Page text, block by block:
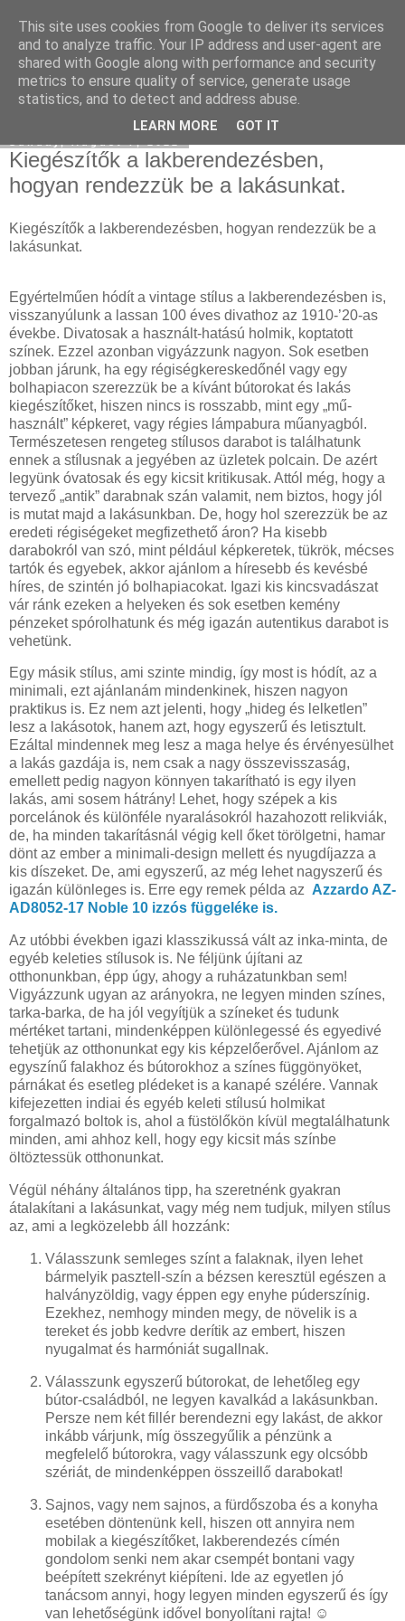
Facebook online marketing
Kiegészítők a lakberendezésben,
hogyan rendezzük be a lakásunkat.
Kiegészítők a lakberendezésben, hogyan rendezzük be a
lakásunkat.
Egyértelműen hódít a vintage stílus a lakberendezésben is,
visszanyúlunk a lassan 100 éves divathoz az 1910-’20-as
évekbe. Divatosak a használt-hatású holmik, koptatott
színek. Ezzel azonban vigyázzunk nagyon. Sok esetben
jobban járunk, ha egy régiségkereskedőnél vagy egy
bolhapiacon szerezzük be a kívánt bútorokat és lakás
kiegészítőket, hiszen nincs is rosszabb, mint egy „mű-
használt” képkeret, vagy régies lámpabura műanyagból.
Természetesen rengeteg stílusos darabot is találhatunk
ennek a stílusnak a jegyében az üzletek polcain. De azért
legyünk óvatosak és egy kicsit kritikusak. Attól még, hogy a
tervező „antik” darabnak szán valamit, nem biztos, hogy jól
is mutat majd a lakásunkban. De, hogy hol szerezzük be az
eredeti régiségeket megfizethető áron? Ha kisebb
darabokról van szó, mint például képkeretek, tükrök, mécses
tartók és egyebek, akkor ajánlom a híresebb és kevésbé
híres, de szintén jó bolhapiacokat. Igazi kis kincsvadászat
vár ránk ezeken a helyeken és sok esetben kemény
pénzeket spórolhatunk és még igazán autentikus darabot is
vehetünk.
Egy másik stílus, ami szinte mindig, így most is hódít, az a
minimali, ezt ajánlanám mindenkinek, hiszen nagyon
praktikus is. Ez nem azt jelenti, hogy „hideg és lelketlen”
lesz a lakásotok, hanem azt, hogy egyszerű és letisztult.
Ezáltal mindennek meg lesz a maga helye és érvényesülhet
a lakás gazdája is, nem csak a nagy összevisszaság,
emellett pedig nagyon könnyen takarítható is egy ilyen
lakás, ami sosem hátrány! Lehet, hogy szépek a kis
porcelánok és különféle nyaralásokról hazahozott relikviák,
de, ha minden takarításnál végig kell őket törölgetni, hamar
dönt az ember a minimali-design mellett és nyugdíjazza a
kis díszeket. De, ami egyszerű, az még lehet nagyszerű és
igazán különleges is. Erre egy remek példa az Azzardo AZ-
AD8052-17 Noble 10 izzós függeléke is.
Az utóbbi években igazi klasszikussá vált az inka-minta, de
egyéb keleties stílusok is. Ne féljünk újítani az
otthonunkban, épp úgy, ahogy a ruházatunkban sem!
Vigyázzunk ugyan az arányokra, ne legyen minden színes,
tarka-barka, de ha jól vegyítjük a színeket és tudunk
mértéket tartani, mindenképpen különlegessé és egyedivé
tehetjük az otthonunkat egy kis képzelőerővel. Ajánlom az
egyszínű falakhoz és bútorokhoz a színes függönyöket,
párnákat és esetleg plédeket is a kanapé szélére. Vannak
kifejezetten indiai és egyéb keleti stílusú holmikat
forgalmazó boltok is, ahol a füstölőkön kívül megtalálhatunk
minden, ami ahhoz kell, hogy egy kicsit más színbe
öltöztessük otthonunkat.
Végül néhány általános tipp, ha szeretnénk gyakran
átalakítani a lakásunkat, vagy még nem tudjuk, milyen stílus
az, ami a legközelebb áll hozzánk:
Válasszunk semleges színt a falaknak, ilyen lehet
bármelyik pasztell-szín a bézsen keresztül egészen a
halványzöldig, vagy éppen egy enyhe púderszínig.
Ezekhez, nemhogy minden megy, de növelik is a
tereket és jobb kedvre derítik az embert, hiszen
nyugalmat és harmóniát sugallnak.
Válasszunk egyszerű bútorokat, de lehetőleg egy
bútor-családból, ne legyen kavalkád a lakásunkban.
Persze nem két fillér berendezni egy lakást, de akkor
inkább várjunk, míg összegyűlik a pénzünk a
megfelelő bútorokra, vagy válasszunk egy olcsóbb
szériát, de mindenképpen összeillő darabokat!
Sajnos, vagy nem sajnos, a fürdőszoba és a konyha
esetében döntenünk kell, hiszen ott annyira nem
mobilak a kiegészítőket, lakberendezés címén
gondolom senki nem akar csempét bontani vagy
beépített szekrényt kiépíteni. Ide az egyetlen jó
tanácsom annyi, hogy legyen minden egyszerű és így
van lehetőségünk idővel bonyolítani rajta! ☺
This site uses cookies from Google to deliver its services
and to analyze traffic. Your IP address and user-agent are
shared with Google along with performance and security
metrics to ensure quality of service, generate usage
statistics, and to detect and address abuse.
LEARN MORE GOT IT